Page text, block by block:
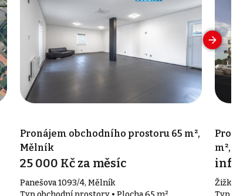
Pronájem obchodního prostoru 65 m²,
Mělník
25 000 Kč za měsíc
Panešova 1093/4, Mělník
m²,
info v
Žižkova,